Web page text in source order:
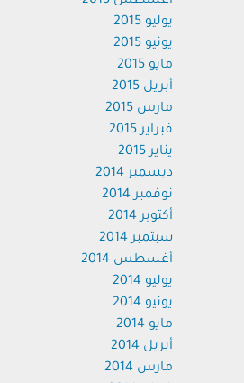
يوليو 2015
يونيو 2015
مايو 2015
أبريل 2015
مارس 2015
فبراير 2015
يناير 2015
ديسمبر 2014
نوفمبر 2014
أكتوبر 2014
سبتمبر 2014
أغسطس 2014
يوليو 2014
يونيو 2014
مايو 2014
أبريل 2014
مارس 2014